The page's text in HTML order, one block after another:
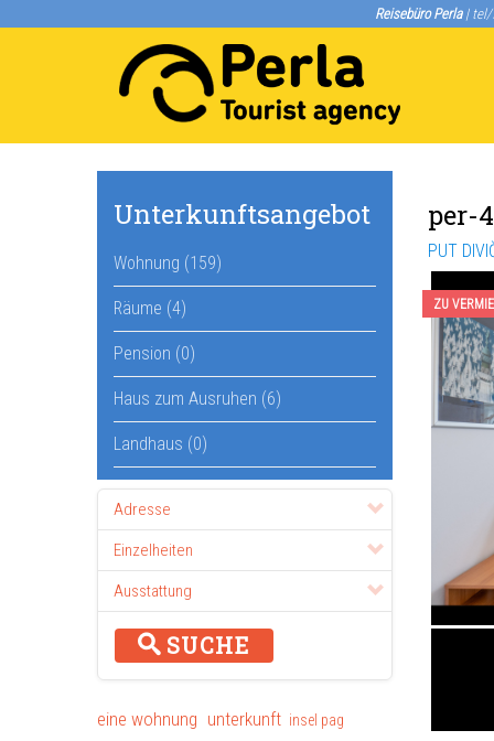
Reisebüro Perla| tel/
Unterkunftsangebot
Wohnung (159)
Räume (4)
Pension (0)
Haus zum Ausruhen (6)
Landhaus (0)
Adresse
Einzelheiten
Ausstattung
SUCHE
eine wohnung unterkunft insel pag
per-
PUT
ZU